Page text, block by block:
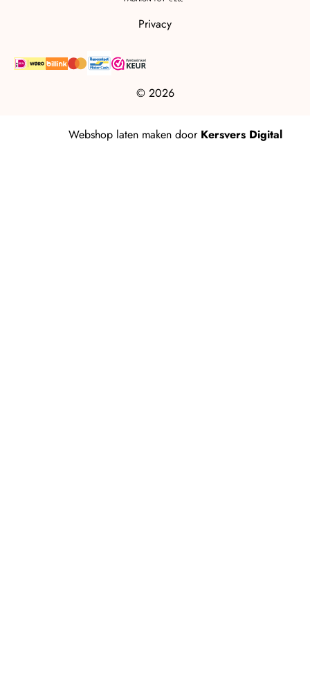
Privacy
© 2026
Webshop laten maken door Kersvers Digital